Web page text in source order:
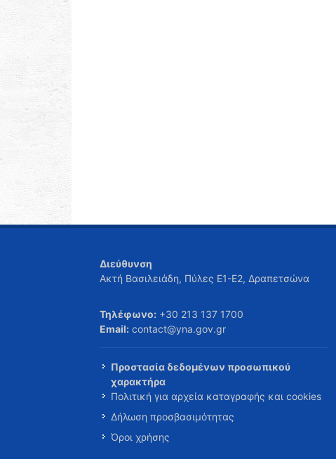
Διεύθυνση
Ακτή Βασιλειάδη, Πύλες Ε1-Ε2, Δραπετσώνα
Τηλέφωνο: +30 213 137 1700
Email: contact@yna.gov.gr
Προστασία δεδομένων προσωπικού
χαρακτήρα
Πολιτική για αρχεία καταγραφής και cookies
Δήλωση προσβασιμότητας
Όροι χρήσης